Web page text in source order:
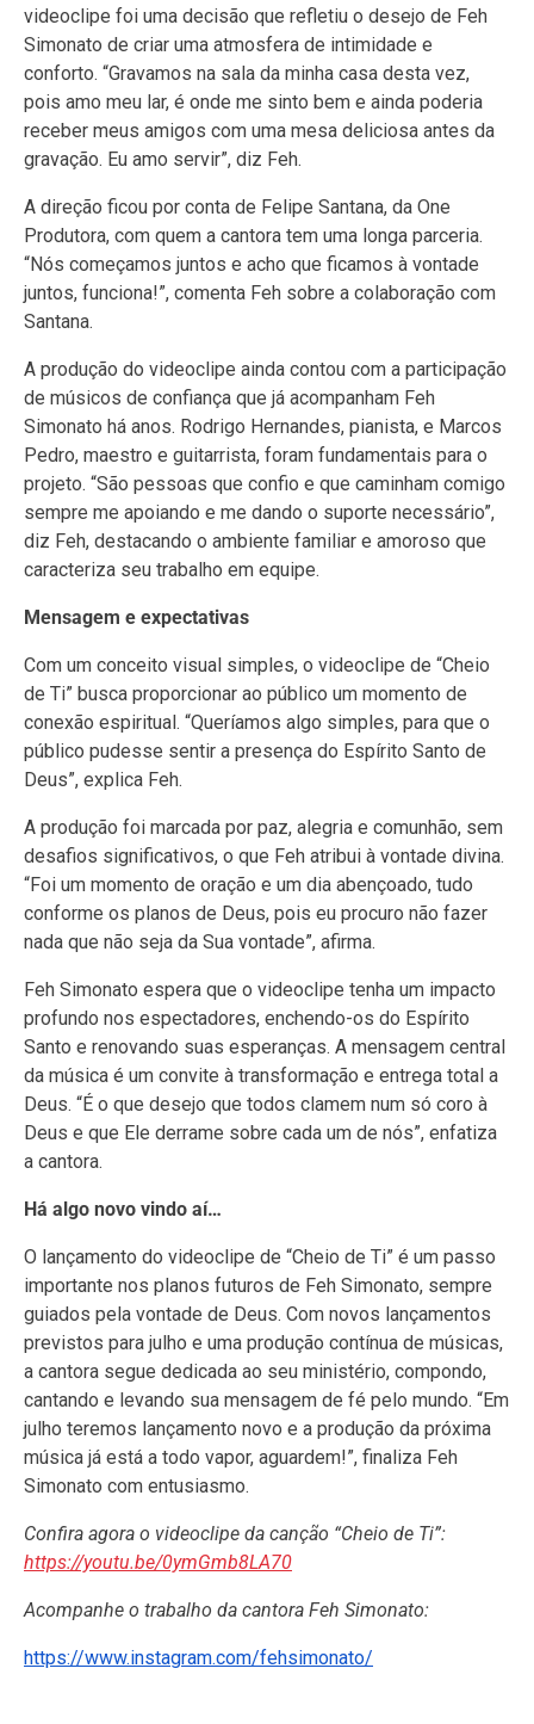
videoclipe foi uma decisão que refletiu o desejo de Feh
Simonato de criar uma atmosfera de intimidade e
conforto. “Gravamos na sala da minha casa desta vez,
pois amo meu lar, é onde me sinto bem e ainda poderia
receber meus amigos com uma mesa deliciosa antes da
gravação. Eu amo servir”, diz Feh.
A direção ficou por conta de Felipe Santana, da One
Produtora, com quem a cantora tem uma longa parceria.
“Nós começamos juntos e acho que ficamos à vontade
juntos, funciona!”, comenta Feh sobre a colaboração com
Santana.
A produção do videoclipe ainda contou com a participação
de músicos de confiança que já acompanham Feh
Simonato há anos. Rodrigo Hernandes, pianista, e Marcos
Pedro, maestro e guitarrista, foram fundamentais para o
projeto. “São pessoas que confio e que caminham comigo
sempre me apoiando e me dando o suporte necessário”,
diz Feh, destacando o ambiente familiar e amoroso que
caracteriza seu trabalho em equipe.
Mensagem e expectativas
Com um conceito visual simples, o videoclipe de “Cheio
de Ti” busca proporcionar ao público um momento de
conexão espiritual. “Queríamos algo simples, para que o
público pudesse sentir a presença do Espírito Santo de
Deus”, explica Feh.
A produção foi marcada por paz, alegria e comunhão, sem
desafios significativos, o que Feh atribui à vontade divina.
“Foi um momento de oração e um dia abençoado, tudo
conforme os planos de Deus, pois eu procuro não fazer
nada que não seja da Sua vontade”, afirma.
Feh Simonato espera que o videoclipe tenha um impacto
profundo nos espectadores, enchendo-os do Espírito
Santo e renovando suas esperanças. A mensagem central
da música é um convite à transformação e entrega total a
Deus. “É o que desejo que todos clamem num só coro à
Deus e que Ele derrame sobre cada um de nós”, enfatiza
a cantora.
Há algo novo vindo aí…
O lançamento do videoclipe de “Cheio de Ti” é um passo
importante nos planos futuros de Feh Simonato, sempre
guiados pela vontade de Deus. Com novos lançamentos
previstos para julho e uma produção contínua de músicas,
a cantora segue dedicada ao seu ministério, compondo,
cantando e levando sua mensagem de fé pelo mundo. “Em
julho teremos lançamento novo e a produção da próxima
música já está a todo vapor, aguardem!”, finaliza Feh
Simonato com entusiasmo.
Confira agora o videoclipe da canção “Cheio de Ti”:
https://youtu.be/0ymGmb8LA70
Acompanhe o trabalho da cantora Feh Simonato:
https://www.instagram.com/fehsimonato/